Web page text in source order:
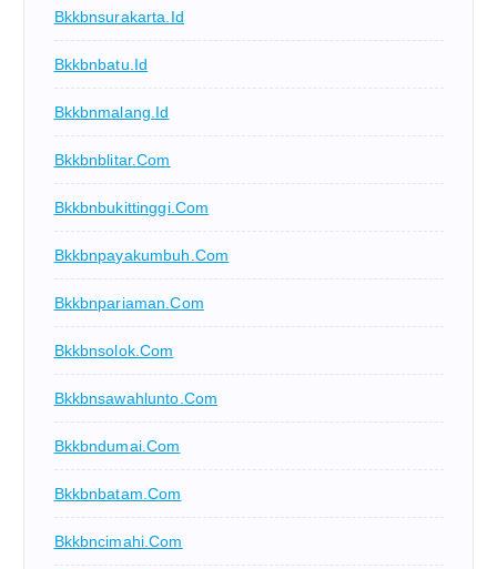
Bkkbnsurakarta.id
Bkkbnbatu.id
Bkkbnmalang.id
Bkkbnblitar.com
Bkkbnbukittinggi.com
Bkkbnpayakumbuh.com
Bkkbnpariaman.com
Bkkbnsolok.com
Bkkbnsawahlunto.com
Bkkbndumai.com
Bkkbnbatam.com
Bkkbncimahi.com